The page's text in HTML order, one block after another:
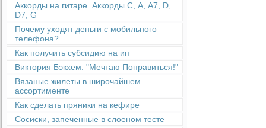
Аккорды на гитаре. Аккорды С, А, А7, D,
D7, G
Почему уходят деньги с мобильного
телефона?
Как получить субсидию на ип
Виктория Бэкхем: "Мечтаю Поправиться!"
Вязаные жилеты в широчайшем
ассортименте
Как сделать пряники на кефире
Сосиски, запеченные в слоеном тесте